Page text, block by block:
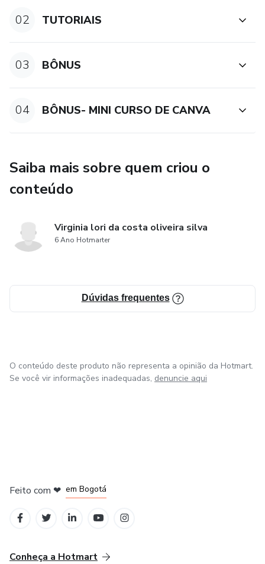
02 TUTORIAIS
03 BÔNUS
04 BÔNUS- MINI CURSO DE CANVA
Saiba mais sobre quem criou o
conteúdo
Virginia lori da costa oliveira silva
6 Ano Hotmarter
Dúvidas frequentes
O conteúdo deste produto não representa a opinião da Hotmart.
Se você vir informações inadequadas, denuncie aqui
Feito com ❤ em Bogotá
Conheça a Hotmart